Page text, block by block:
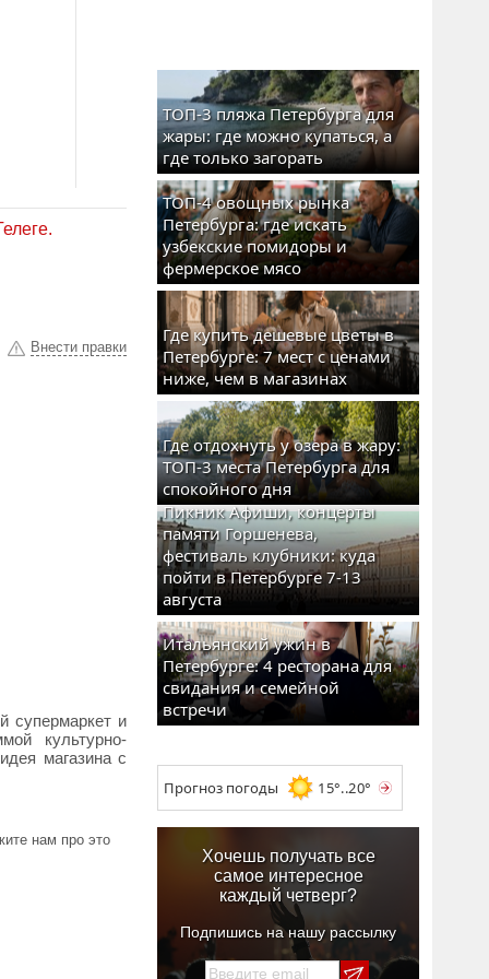
Внести правки
супермаркет и
культурно-
магазина с
нам про это
ТОП-3 пляжа Петербурга для
жары: где можно купаться, а
где только загорать
ТОП-4 овощных рынка
Петербурга: где искать
узбекские помидоры и
фермерское мясо
Где купить дешевые цветы в
Петербурге: 7 мест с ценами
ниже, чем в магазинах
Где отдохнуть у озера в жару:
ТОП-3 места Петербурга для
спокойного дня
Пикник Афиши, концерты
памяти Горшенева,
фестиваль клубники: куда
пойти в Петербурге 7-13
августа
Итальянский ужин в
Петербурге: 4 ресторана для
свидания и семейной
встречи
Прогноз погоды 15°..20°
Хочешь получать все
самое интересное
каждый четверг?
Подпишись на нашу рассылку